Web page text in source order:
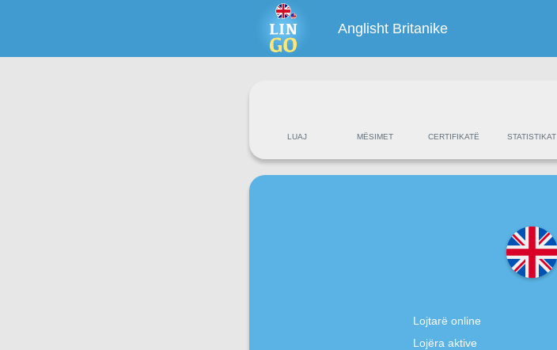
Anglisht Britanike
LUAJ MËSIMET CERTIFIKATË STATISTIKAT
Lojtarë online
Lojëra aktive